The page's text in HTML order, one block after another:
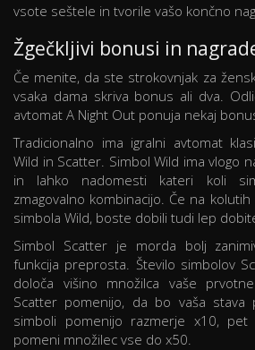
vsote seštele in tvorile vašo končno
Žgečkljivi bonusi in
Če menite, da ste strokovnjak za
vsaka dama skriva bonus ali dva.
avtomat A Night Out ponuja nekaj
Tradicionalno ima igralni avtomat
Wild in Scatter. Simbol Wild ima vlogo
in lahko nadomesti kateri koli
zmagovalno kombinacijo. Če na
simbola Wild, boste dobili tudi lep
Simbol Scatter je morda bolj
funkcija preprosta. Število simbolov
določa višino množilca vaše
Scatter pomenijo, da bo vaša stava
simboli pomenijo razmerje x10,
pomeni množilec vse do x50.